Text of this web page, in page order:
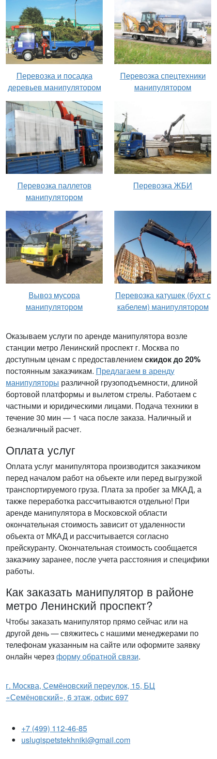
Перевозка и посадка
деревьев манипулятором
Перевозка спецтехники
манипулятором
Перевозка паллетов
манипулятором
Перевозка ЖБИ
Вывоз мусора
манипулятором
Перевозка катушек (бухт с
кабелем) манипулятором
Оказываем услуги по аренде манипулятора возле
станции метро Ленинский проспект г. Москва по
доступным ценам с предоставлением скидок до 20%
постоянным заказчикам. Предлагаем в аренду
манипуляторы различной грузоподъемности, длиной
бортовой платформы и вылетом стрелы. Работаем с
частными и юридическими лицами. Подача техники в
течение 30 мин — 1 часа после заказа. Наличный и
безналичный расчет.
Оплата услуг
Оплата услуг манипулятора производится заказчиком
перед началом работ на объекте или перед выгрузкой
транспортируемого груза. Плата за пробег за МКАД, а
также переработка рассчитываются отдельно! При
аренде манипулятора в Московской области
окончательная стоимость зависит от удаленности
объекта от МКАД и рассчитывается согласно
прейскуранту. Окончательная стоимость сообщается
заказчику заранее, после учета расстояния и специфики
работы.
Как заказать манипулятор в районе
метро Ленинский проспект?
Чтобы заказать манипулятор прямо сейчас или на
другой день — свяжитесь с нашими менеджерами по
телефонам указанным на сайте или оформите заявку
онлайн черезформу обратной связи.
г. Москва, Семёновский переулок, 15, БЦ
«Семёновский», 6 этаж, офис 697
+7 (499) 112-46-85
uslugispetstekhniki@gmail.com